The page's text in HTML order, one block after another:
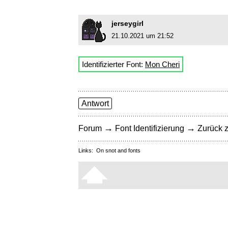
jerseygirl
21.10.2021 um 21:52
Identifizierter Font: Mon Cheri
Antwort
Forum → Font Identifizierung → Zurück
Links: On snot and fonts